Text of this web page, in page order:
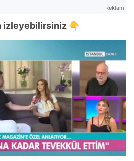
Reklam
izleyebilirsiniz 👇